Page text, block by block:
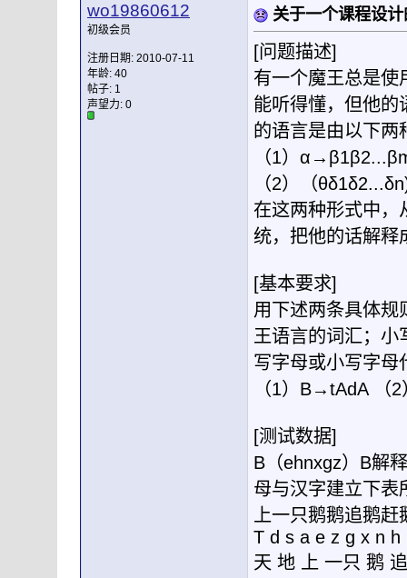
wo19860612
初级会员
注册日期: 2010-07-11
年龄: 40
帖子: 1
声望力: 0
关于一个课程设
[问题描述]
有一个魔王总是使
能听得懂，但他的
的语言是由以下两
（1）
（2）（
在这两种形式中，
统，把他的话解释
[基本要求]
用下述两条具体规
王语言的词汇；小
写字母或小写字母
（1）B→tAdA （
[测试数据]
B（ehnxgz）B解
母与汉字建立下表
上一只鹅鹅追鹅
T d s a e z g x n h
天 地 上 一只 鹅